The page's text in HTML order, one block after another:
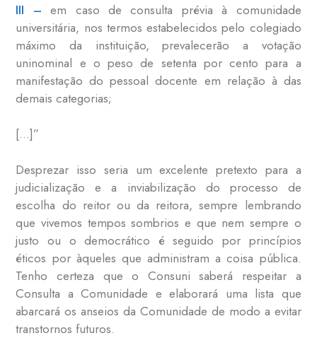
III – em caso de consulta prévia à comunidade
universitária, nos termos estabelecidos pelo colegiado
máximo da instituição, prevalecerão a votação
uninominal e o peso de setenta por cento para a
manifestação do pessoal docente em relação à das
demais categorias;
[…]”
Desprezar isso seria um excelente pretexto para a
judicialização e a inviabilização do processo de
escolha do reitor ou da reitora, sempre lembrando
que vivemos tempos sombrios e que nem sempre o
justo ou o democrático é seguido por princípios
éticos por àqueles que administram a coisa pública.
Tenho certeza que o Consuni saberá respeitar a
Consulta a Comunidade e elaborará uma lista que
abarcará os anseios da Comunidade de modo a evitar
transtornos futuros.